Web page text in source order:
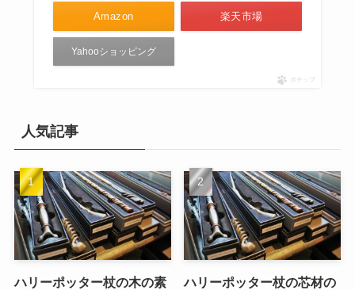
Amazon 楽天市場
Yahooショッピング
ポチップ
人気記事
ハリーポッター杖の木の素
ハリーポッター杖の芯材の